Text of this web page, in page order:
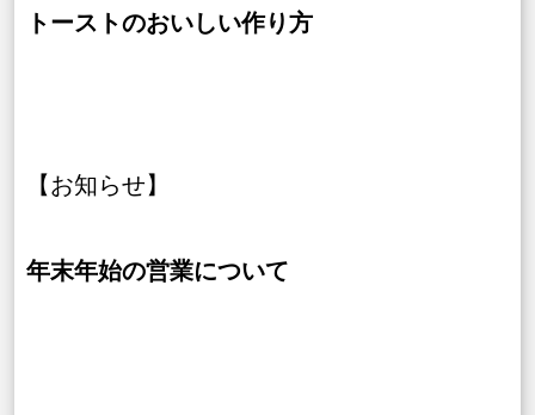
トーストのおいしい作り方
【お知らせ】
年末年始の営業について